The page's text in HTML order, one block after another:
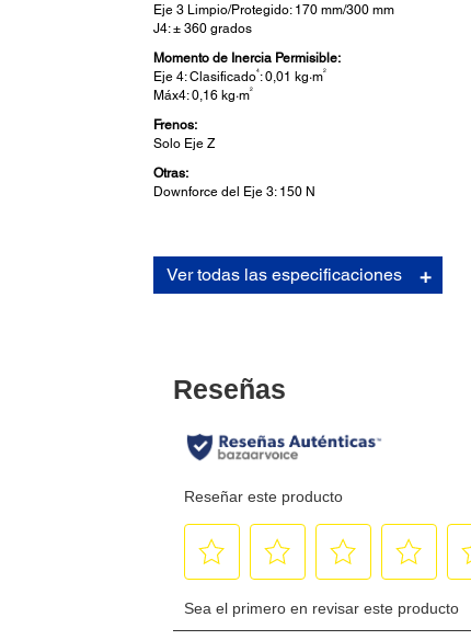
Eje 3 Limpio/Protegido: 170 mm/300 mm
J4: ± 360 grados
Momento de Inercia Permisible:
Eje 4: Clasificado4 : 0,01 kg·m2
Máx4: 0,16 kg·m2
Frenos:
Solo Eje Z
Otras:
Downforce del Eje 3: 150 N
Ver todas las especificaciones